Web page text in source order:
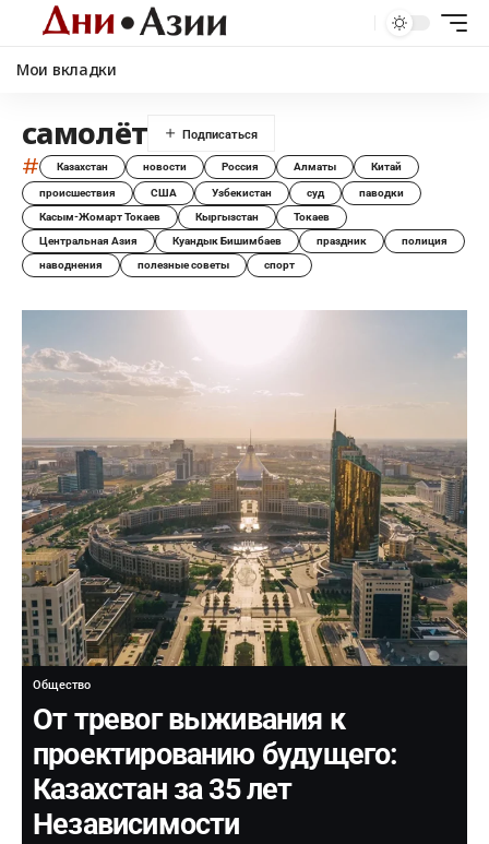
Мои вкладки
самолёт
# Казахстан новости Россия Алматы Китай
происшествия США Узбекистан суд
паводки
Касым-Жомарт Токаев
Кыргызстан
Токаев
Центральная Азия
Куандык Бишимбаев праздник
полиция
наводнения
полезные советы спорт
Общество
От тревог выживания к
проектированию будущего:
Казахстан за 35 лет
Независимости